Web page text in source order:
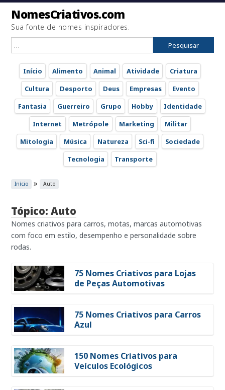
NomesCriativos.com
Sua fonte de nomes inspiradores.
por:
Início Alimento Animal Atividade
Criatura
Cultura
Desporto Deus Empresas
Evento
Fantasia
Guerreiro Grupo Hobby
Identidade
Internet
Metrópole Marketing
Militar
Mitologia
Música Natureza Sci-fi
Sociedade
Tecnologia
Transporte
Início » Auto
Tópico: Auto
Nomes criativos para carros, motas, marcas automotivas
com foco em estilo, desempenho e personalidade sobre
rodas.
75 Nomes Criativos para Lojas
de Peças Automotivas
75 Nomes Criativos para Carros
Azul
150 Nomes Criativos para
Veículos Ecológicos